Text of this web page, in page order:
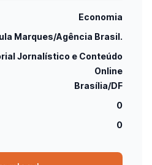
Economia
Marques/Agência Brasil.
Jornalístico e Conteúdo
Online
Brasília/DF
0
0